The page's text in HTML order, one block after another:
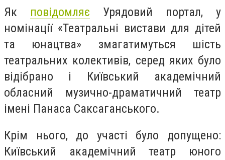
Як повідомляє Урядовий портал, у
номінації «Театральні вистави для дітей
та юнацтва» змагатимуться шість
театральних колективів, серед яких було
відібрано і Київський академічний
обласний музично-драматичний театр
імені Панаса Саксаганського.
Крім нього, до участі було допущено:
Київський академічний театр юного